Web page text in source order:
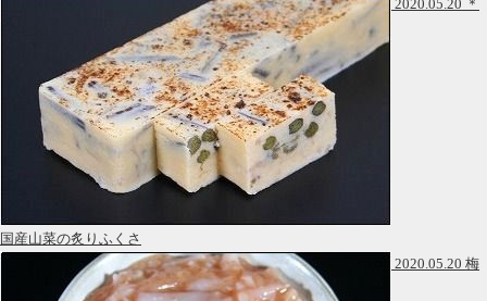
2020.05.20 ＊
国産山菜の炙りふくさ
2020.05.20 梅